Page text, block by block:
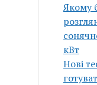
Якому
кВт
Нові